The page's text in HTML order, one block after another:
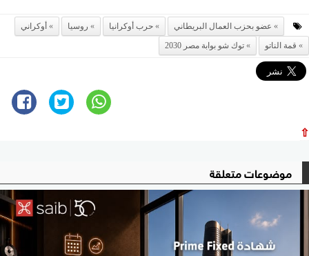
عضو بحزب العمال البريطاني حرب أوكرانيا روسيا
أوكراني
قمة الناتو
توك شو بوابة مصر 2030
⇧
موضوعات متعلقة